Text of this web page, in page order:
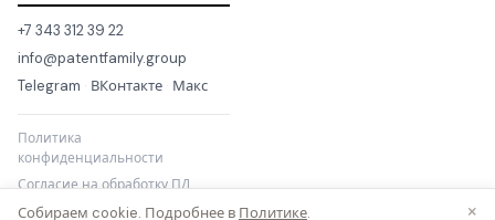
+7 343 312 39 22
info@patentfamily.group
Telegram · ВКонтакте · Макс
Политика
конфиденциальности
Согласие на обработку ПД
×
Собираем cookie. Подробнее в Политике.